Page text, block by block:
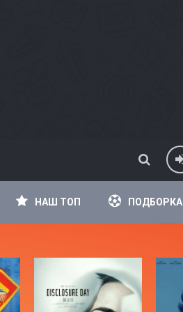
НАШ ТОП ПОДБОРКА